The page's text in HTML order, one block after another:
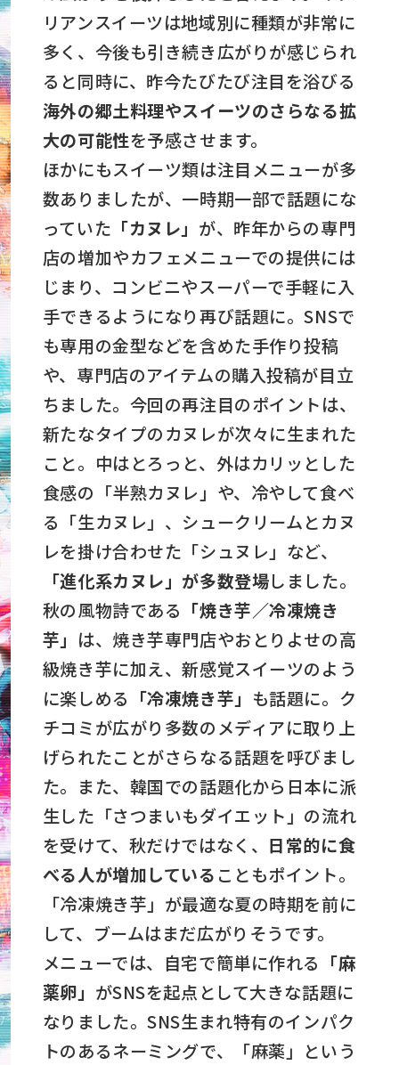
リアンスイーツは地域別に種類が非常に
多く、今後も引き続き広がりが感じられ
ると同時に、昨今たびたび注目を浴びる
海外の郷土料理やスイーツのさらなる拡
大の可能性を予感させます。
ほかにもスイーツ類は注目メニューが多
数ありましたが、一時期一部で話題にな
っていた 「カヌレ」 が、昨年からの専門
店の増加やカフェメニューでの提供には
じまり、コンビニやスーパーで手軽に入
手できるようになり再び話題に。SNSで
も専用の金型などを含めた手作り投稿
や、専門店のアイテムの購入投稿が目立
ちました。今回の再注目のポイントは、
新たなタイプのカヌレが次々に生まれた
こと。中はとろっと、外はカリッとした
食感の「半熟カヌレ」や、冷やして食べ
る「生カヌレ」、シュークリームとカヌ
レを掛け合わせた「シュヌレ」など、
「進化系カヌレ」が多数登場しました。
秋の風物詩である 「焼き芋／冷凍焼き
芋」 は、焼き芋専門店やおとりよせの高
級焼き芋に加え、新感覚スイーツのよう
に楽しめる 「冷凍焼き芋」 も話題に。ク
チコミが広がり多数のメディアに取り上
げられたことがさらなる話題を呼びまし
た。また、韓国での話題化から日本に派
生した「さつまいもダイエット」の流れ
を受けて、秋だけではなく、 日常的に食
べる人が増加している こともポイント。
「冷凍焼き芋」が最適な夏の時期を前に
して、ブームはまだ広がりそうです。
メニューでは、自宅で簡単に作れる 「麻
薬卵」 がSNSを起点として大きな話題に
なりました。SNS生まれ特有のインパク
トのあるネーミングで、「麻薬」という